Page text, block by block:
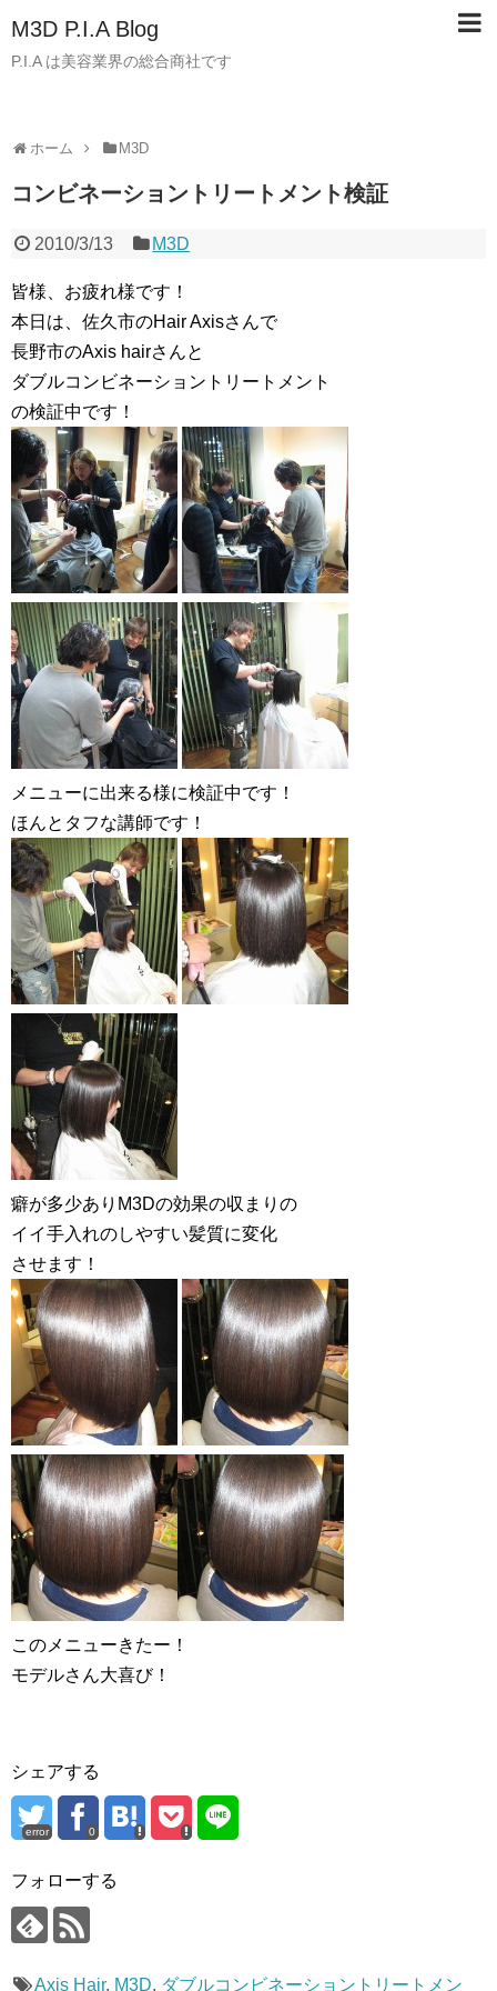
M3D P.I.A Blog
P.I.A は美容業界の総合商社です
ホーム M3D
コンビネーショントリートメント検証
2010/3/13 M3D
皆様、お疲れ様です！
本日は、佐久市のHair Axisさんで
長野市のAxis hairさんと
ダブルコンビネーショントリートメント
の検証中です！
メニューに出来る様に検証中です！
ほんとタフな講師です！
癖が多少ありM3Dの効果の収まりの
イイ手入れのしやすい髪質に変化
させます！
このメニューきたー！
モデルさん大喜び！
シェアする
error 0
フォローする
Axis Hair, M3D, ダブルコンビネーショントリートメン